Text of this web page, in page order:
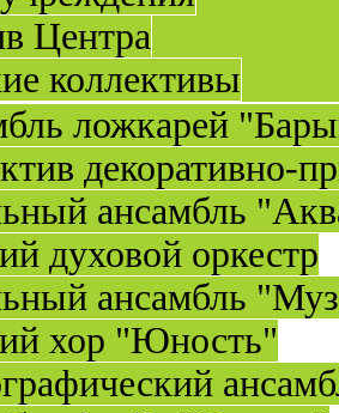
Центра
коллективы
ложкарей
декоративно-
ансамбль
духовой оркестр
ансамбль
хор "Юность"